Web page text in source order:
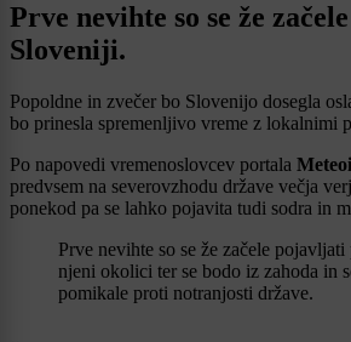
Prve nevihte so se že
Sloveniji.
Popoldne in zvečer bo Slovenijo dosegla
bo prinesla spremenljivo vreme z lokalnimi
Po napovedi vremenoslovcev portala
predvsem na severovzhodu države večja
ponekod pa se lahko pojavita tudi sodra in
Prve nevihte so se že začele
njeni okolici ter se bodo iz zahoda in
pomikale proti notranjosti države.